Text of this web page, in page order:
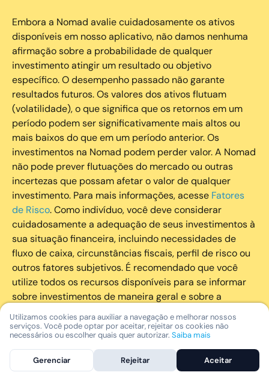
Embora a Nomad avalie cuidadosamente os ativos
disponíveis em nosso aplicativo, não damos nenhuma
afirmação sobre a probabilidade de qualquer
investimento atingir um resultado ou objetivo
específico. O desempenho passado não garante
resultados futuros. Os valores dos ativos flutuam
(volatilidade), o que significa que os retornos em um
período podem ser significativamente mais altos ou
mais baixos do que em um período anterior. Os
investimentos na Nomad podem perder valor. A Nomad
não pode prever flutuações do mercado ou outras
incertezas que possam afetar o valor de qualquer
investimento. Para mais informações, acesse Fatores
de Risco. Como indivíduo, você deve considerar
cuidadosamente a adequação de seus investimentos à
sua situação financeira, incluindo necessidades de
fluxo de caixa, circunstâncias fiscais, perfil de risco ou
outros fatores subjetivos. É recomendado que você
utilize todos os recursos disponíveis para se informar
sobre investimentos de maneira geral e sobre a
composição geral de seu portfólio. Questões fiscais ou
legais relativas aos investimentos realizados através da
Nomad devem ser obtidas pelos próprios clientes. A
Nomad e suas afiliadas não fornecem nenhum tipo de
aconselhamento legal ou fiscal.
Utilizamos cookies para auxiliar a navegação e melhorar nossos
serviços. Você pode optar por aceitar, rejeitar os cookies não
necessários ou escolher quais quer autorizar. Saiba mais
Gerenciar Rejeitar Aceitar